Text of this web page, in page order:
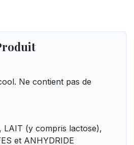
Ne contient pas de
(y compris lactose),
et ANHYDRIDE